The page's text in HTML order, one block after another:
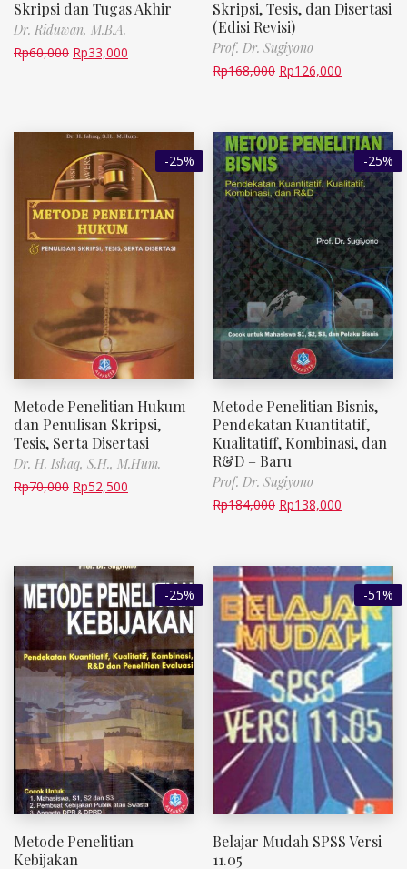
Skripsi dan Tugas Akhir
Dr. Riduwan, M.B.A.
Rp60,000 Rp33,000
Skripsi, Tesis, dan Disertasi
(Edisi Revisi)
Prof. Dr. Sugiyono
Rp168,000 Rp126,000
-25%
Metode Penelitian Hukum
dan Penulisan Skripsi,
Tesis, Serta Disertasi
Dr. H. Ishaq, S.H., M.Hum.
Rp70,000 Rp52,500
-25%
Metode Penelitian Bisnis,
Pendekatan Kuantitatif,
Kualitatiff, Kombinasi, dan
R&D – Baru
Prof. Dr. Sugiyono
Rp184,000 Rp138,000
-25%
Metode Penelitian
Kebijakan
-51%
Belajar Mudah SPSS Versi
11.05